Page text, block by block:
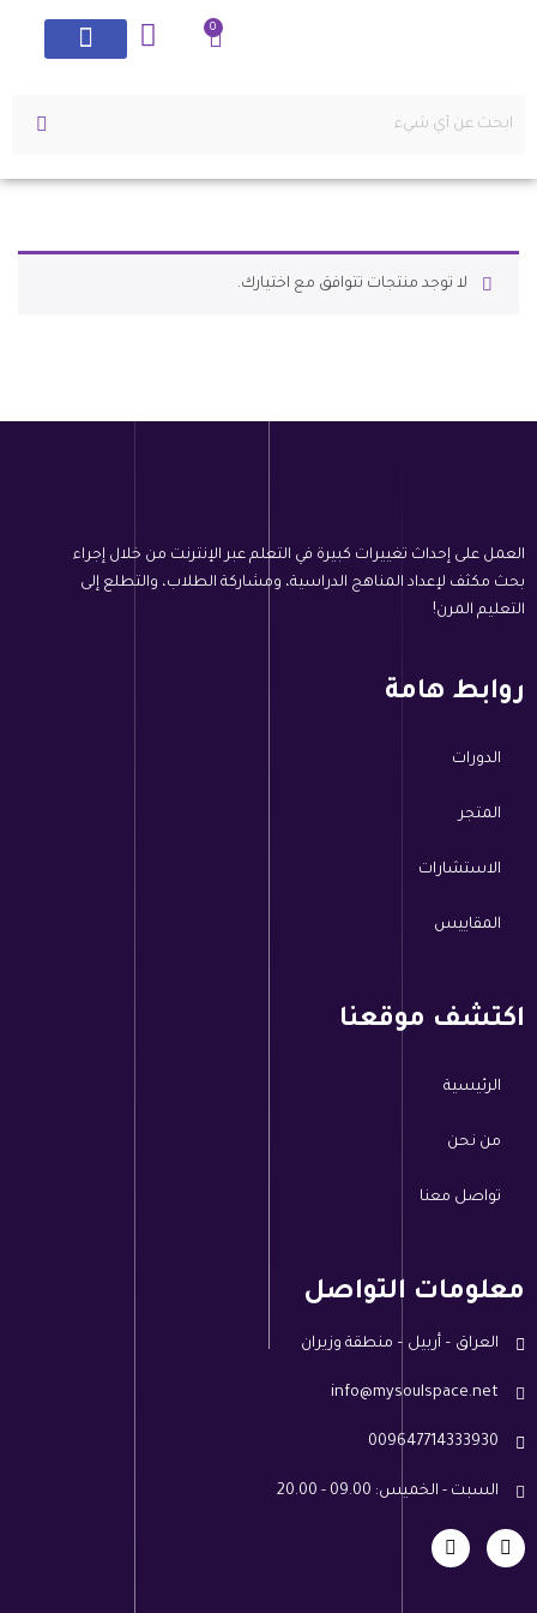
0
لا توجد منتجات تتوافق مع اختيارك.
العمل على إحداث تغييرات كبيرة في التعلم عبر الإنترنت من خلال إجراء
بحث مكثف لإعداد المناهج الدراسية، ومشاركة الطلاب، والتطلع إلى
التعليم المرن!
روابط هامة
الدورات
المتجر
الاستشارات
المقاييس
اكتشف موقعنا
الرئيسية
من نحن
تواصل معنا
معلومات التواصل
العراق – أربيل – منطقة وزيران
info@mysoulspace.net
009647714333930
السبت - الخميس: 09.00 - 20.00